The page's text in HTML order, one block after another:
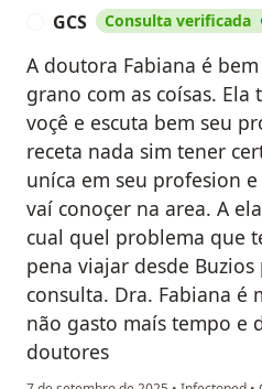
GCS Consulta verificada
A doutora Fabiana é
grano com as coísas.
voçê e escuta bem seu
receta nada sim tener
uníca em seu profesion
vaí conoçer na area. A
cual quel problema que
pena viajar desde
consulta. Dra. Fabiana é
não gasto maís tempo e
doutores